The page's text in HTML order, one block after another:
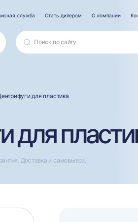
служба Стать дилером О компании
для пластика
для
Доставка и самовывоз.